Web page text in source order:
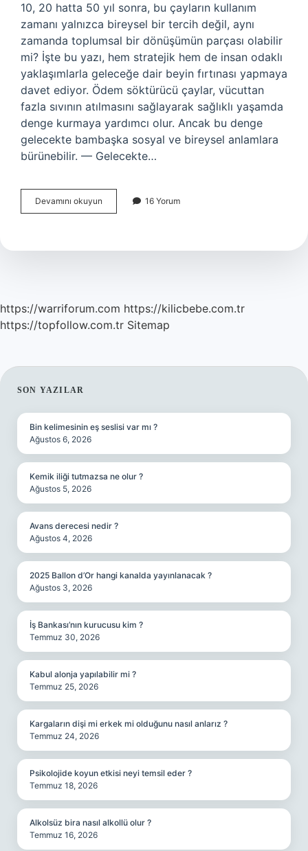
10, 20 hatta 50 yıl sonra, bu çayların kullanım
zamanı yalnızca bireysel bir tercih değil, aynı
zamanda toplumsal bir dönüşümün parçası olabilir
mi? İşte bu yazı, hem stratejik hem de insan odaklı
yaklaşımlarla geleceğe dair beyin fırtınası yapmaya
davet ediyor. Ödem söktürücü çaylar, vücuttan
fazla sıvının atılmasını sağlayarak sağlıklı yaşamda
denge kurmaya yardımcı olur. Ancak bu denge
gelecekte bambaşka sosyal ve bireysel anlamlara
bürünebilir. — Gelecekte…
Devamını okuyun
söktürücü
zaman
16 Yorum
https://warriforum.com https://kilicbebe.com.tr
https://topfollow.com.tr Sitemap
SIDEBAR
SON YAZILAR
Bin kelimesinin eş seslisi var mı ?
Ağustos 6, 2026
Kemik iliği tutmazsa ne olur ?
Ağustos 5, 2026
Avans derecesi nedir ?
Ağustos 4, 2026
2025 Ballon d’Or hangi kanalda yayınlanacak ?
Ağustos 3, 2026
İş Bankası’nın kurucusu kim ?
Temmuz 30, 2026
Kabul alonja yapılabilir mi ?
Temmuz 25, 2026
Kargaların dişi mi erkek mi olduğunu nasıl anlarız ?
Temmuz 24, 2026
Psikolojide koyun etkisi neyi temsil eder ?
Temmuz 18, 2026
Alkolsüz bira nasıl alkollü olur ?
Temmuz 16, 2026